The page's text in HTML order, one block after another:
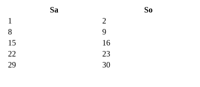
Sa
So
1
2
8
9
15
16
22
23
29
30